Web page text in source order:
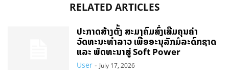
RELATED ARTICLES
ປະກາດສ້າງຕັ້ງ ສະມາຄົມສົ່ງເສີມຄຸນຄ່າ
ວັດທະນະທຳລາວ ເພື່ອອະນຸລັກມໍລະດົກຊາດ
ແລະ ພັດທະນາສູ່ Soft Power
User - July 17, 2026